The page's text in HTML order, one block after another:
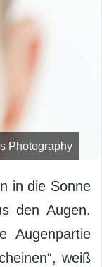
Photography
in die Sonne
den Augen.
Augenpartie
weiß